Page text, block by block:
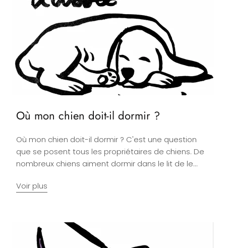
Où mon chien doit-il dormir ?
Où mon chien doit-il dormir ? C'est une question
que se posent tous les propriétaires de chiens. De
nombreux chiens aiment dormir dans le lit de le...
Voir plus